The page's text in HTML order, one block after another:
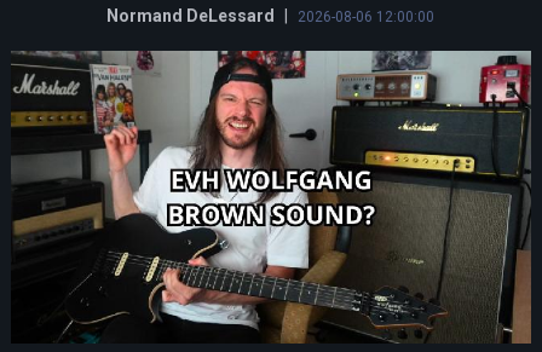
Normand DeLessard 2026-08-06 12:00:00